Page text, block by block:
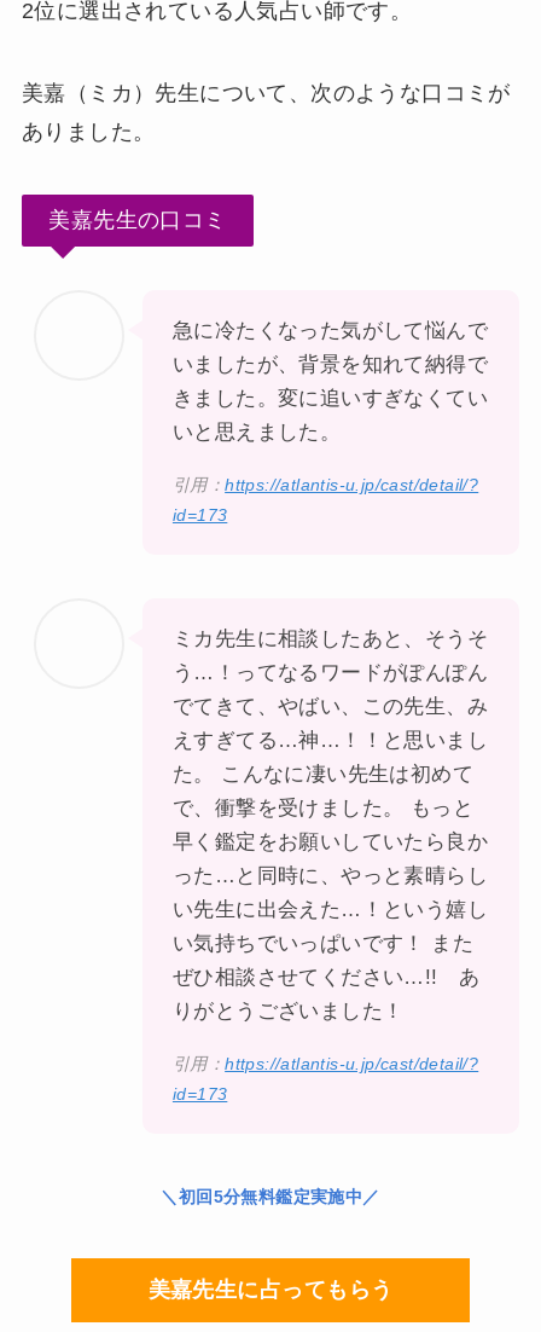
2位に選出されている人気占い師です。
美嘉（ミカ）先生について、次のような口コミが
ありました。
美嘉先生の口コミ
急に冷たくなった気がして悩んで
いましたが、背景を知れて納得で
きました。変に追いすぎなくてい
いと思えました。
引用：https://atlantis-u.jp/cast/detail/?
id=173
ミカ先生に相談したあと、そうそ
う…！ってなるワードがぽんぽん
でてきて、やばい、この先生、み
えすぎてる…神…！！と思いまし
た。 こんなに凄い先生は初めて
で、衝撃を受けました。 もっと
早く鑑定をお願いしていたら良か
った…と同時に、やっと素晴らし
い先生に出会えた…！という嬉し
い気持ちでいっぱいです！ また
ぜひ相談させてください…!! あ
りがとうございました！
引用：https://atlantis-u.jp/cast/detail/?
id=173
＼初回5分無料鑑定実施中／
美嘉先生に占ってもらう